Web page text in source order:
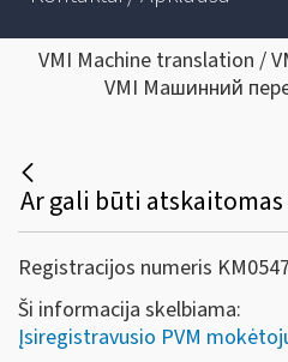
VMI Machine translation /
VMI Машинний
Registracijos numeris KM0547
Ši informacija skelbiama:
Įsiregistravusio PVM